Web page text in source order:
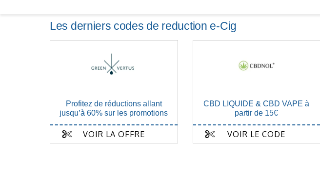
Les derniers codes de reduction e-Cig
Profitez de réductions allant
jusqu’à 60% sur les promotions
VOIR LA OFFRE
CBD LIQUIDE & CBD VAPE à
partir de 15€
VOIR LE CODE